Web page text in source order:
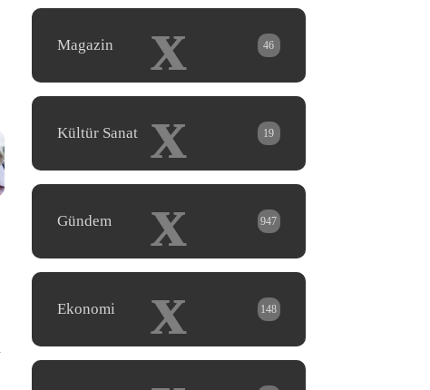
x
Magazin 46
x
Kültür Sanat 19
x
Gündem 947
x
Ekonomi 148